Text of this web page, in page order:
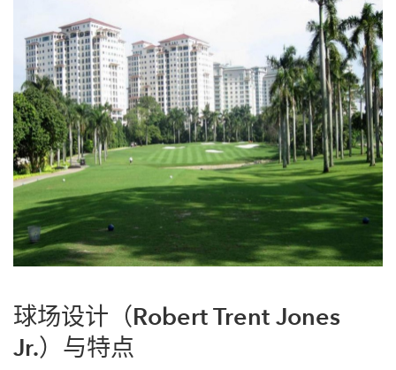
球场设计（Robert Trent Jones
Jr.）与特点